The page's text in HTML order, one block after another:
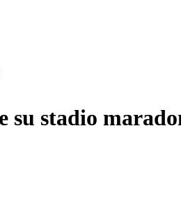
su stadio